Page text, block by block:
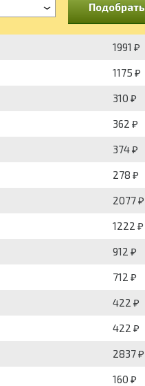
Подобрать
1991 ₽
1175 ₽
310 ₽
362 ₽
374 ₽
278 ₽
2077 ₽
1222 ₽
912 ₽
712 ₽
422 ₽
422 ₽
2837 ₽
160 ₽